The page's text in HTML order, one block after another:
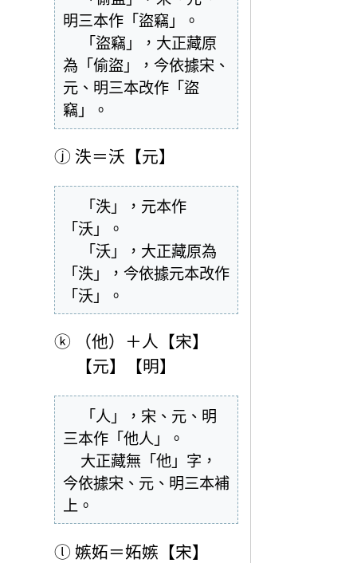
明三本作「盜竊」。
為「偷盜」，今依據宋、
元、明三本改作「盜
竊」。
ⓙ 泆＝沃【元】
「沃」。
「泆」，今依據元本改作
「沃」。
ⓚ
（他）＋人【宋】
【元】【明】
三本作「他人」。
今依據宋、元、明三本補
上。
ⓛ 嫉妬＝妬嫉【宋】